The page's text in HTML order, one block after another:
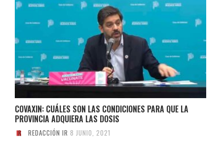
COVAXIN: CUÁLES SON LAS CONDICIONES PARA QUE LA
PROVINCIA ADQUIERA LAS DOSIS
REDACCIÓN IR 8 JUNIO, 2021